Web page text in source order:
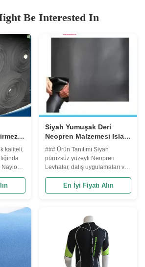
Be Interested In
kaliteli,
ve
...
Siyah Yumuşak Deri
Neopren Malzemesi Islak
takım elbiseler için
Kalınlığı 1mm-50mm
### Ürün Tanıtımı Siyah
pürüzsüz yüzeyli Neopren
Levhalar, dalış uygulamaları ve
idealdir. Bu levhalar mükemmel
esneklik, dayanıklılık ve yalıtım
ekipmanlar ve daha fazlası için
uygundur. --- ### Ürün ...
En İyi Fiyatı Alın